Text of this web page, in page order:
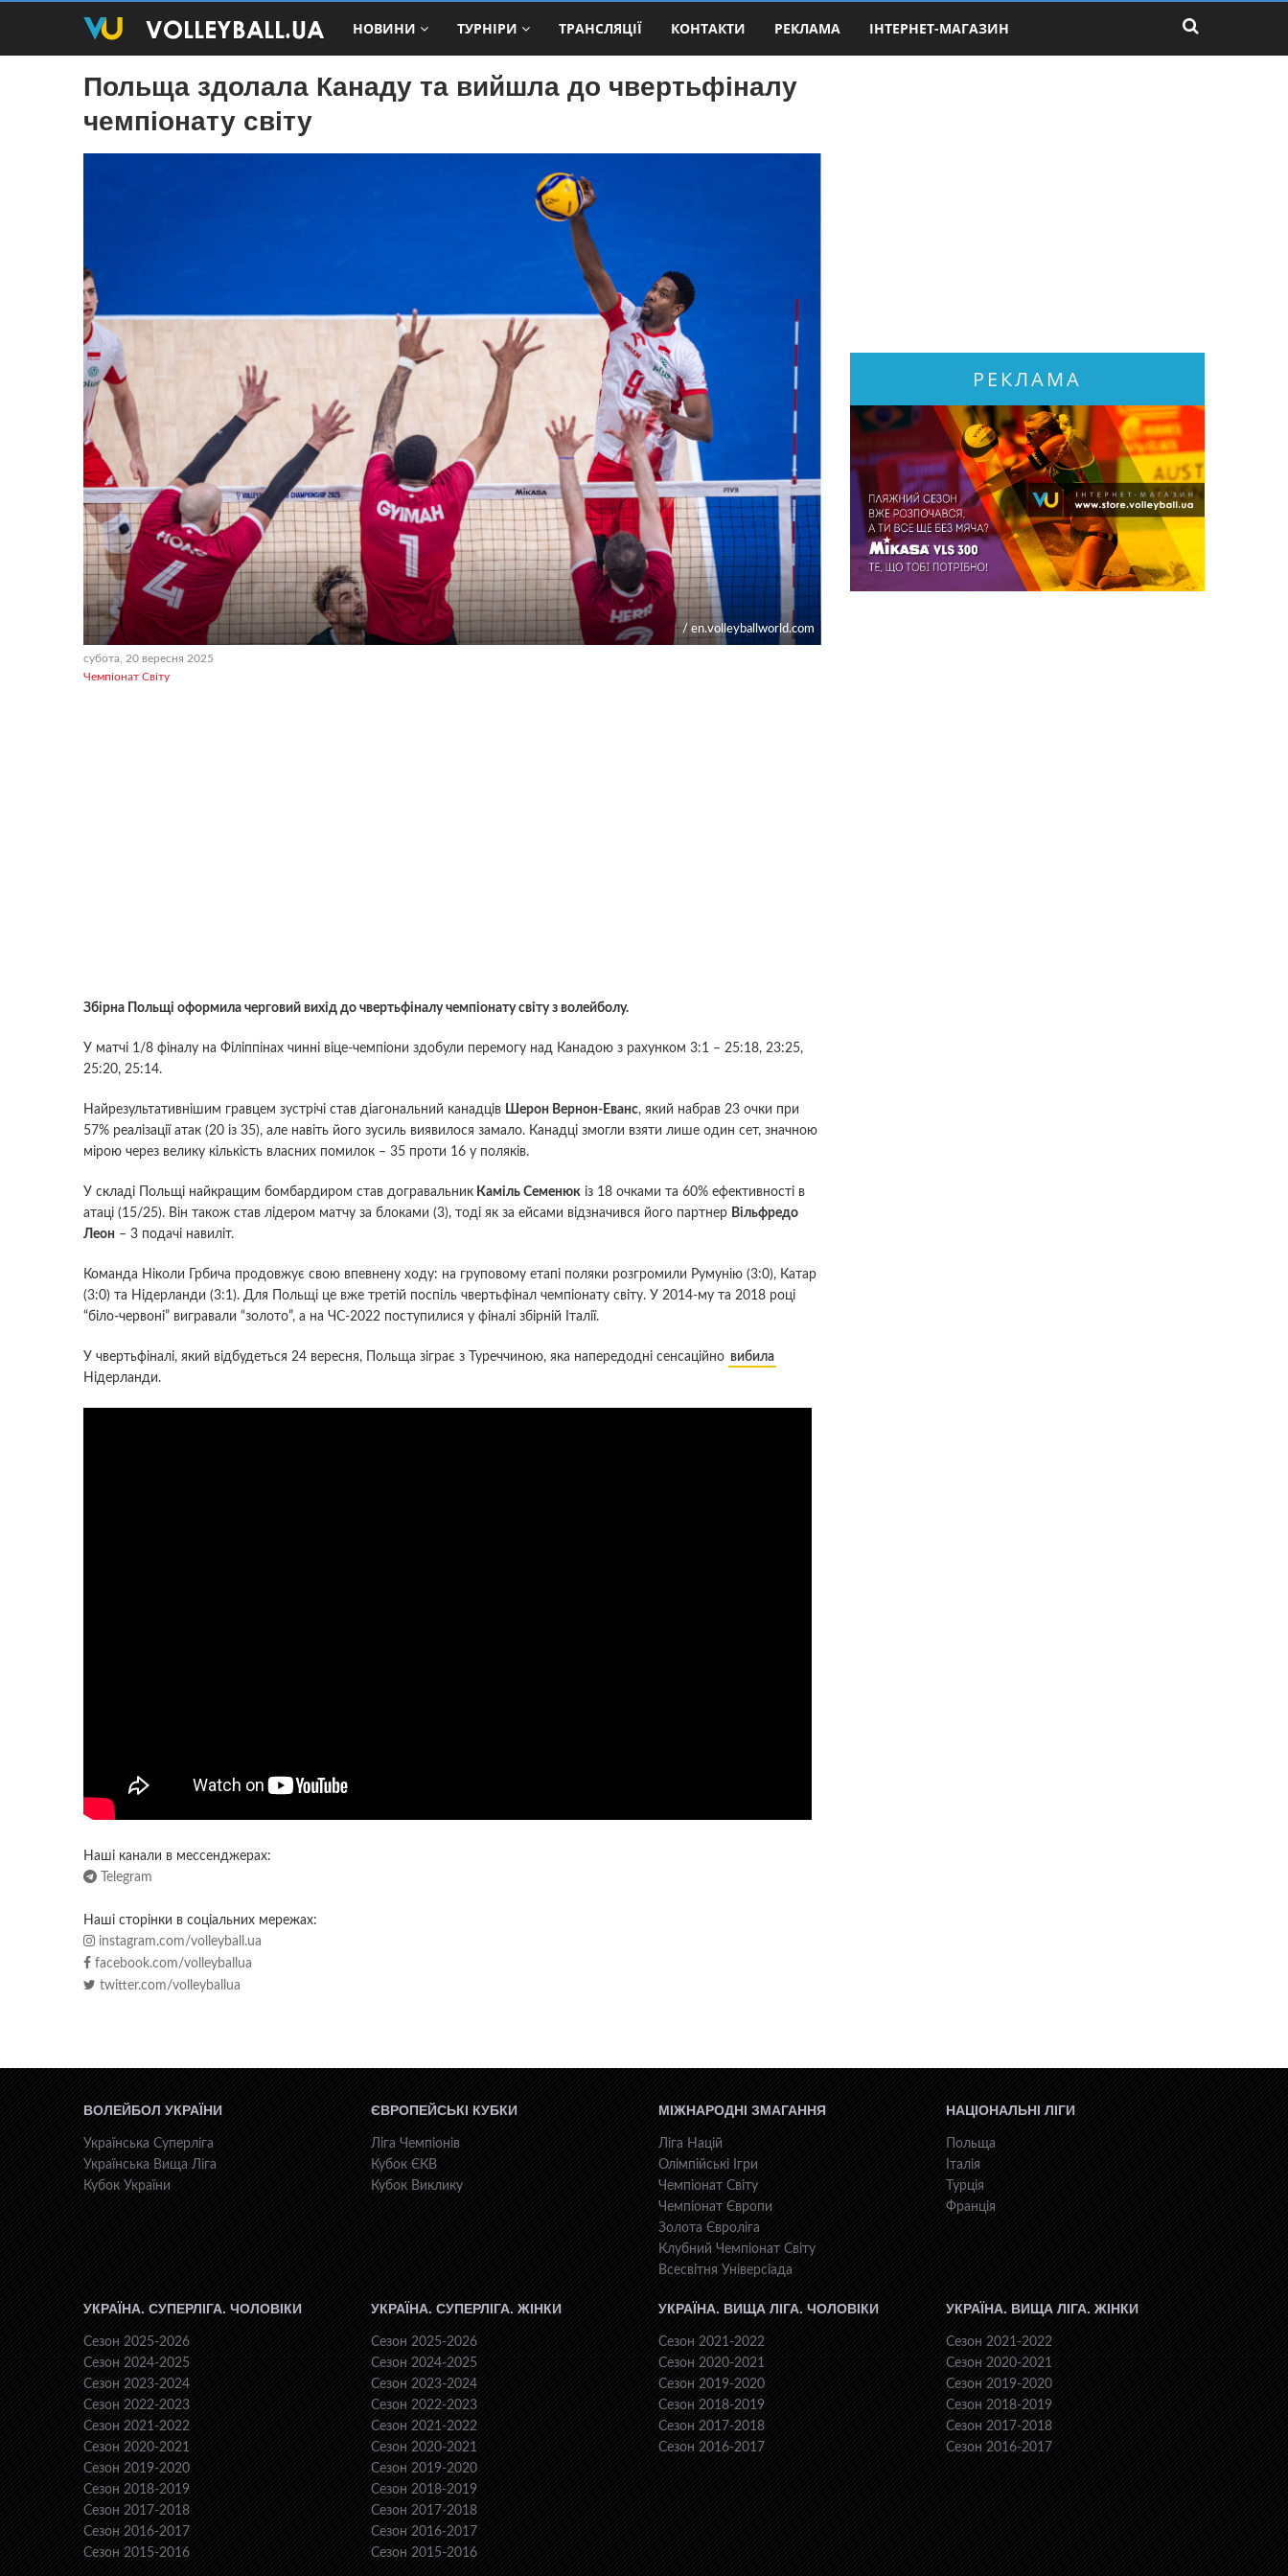
НОВИНИ ТУРНІРИ ТРАНСЛЯЦІЇ КОНТАКТИ РЕКЛАМА ІНТЕРНЕТ-МАГАЗИН
Польща здолала Канаду та вийшла до чвертьфіналу
чемпіонату світу
/ en.volleyballworld.com
субота, 20 вересня 2025
Чемпіонат Світу
Збірна Польщі оформила черговий вихід до чвертьфіналу чемпіонату світу з волейболу.
У матчі 1/8 фіналу на Філіппінах чинні віце-чемпіони здобули перемогу над Канадою з рахунком 3:1 – 25:18, 23:25,
25:20, 25:14.
Найрезультативнішим гравцем зустрічі став діагональний канадців Шерон Вернон-Еванс, який набрав 23 очки при
57% реалізації атак (20 із 35), але навіть його зусиль виявилося замало. Канадці змогли взяти лише один сет, значною
мірою через велику кількість власних помилок – 35 проти 16 у поляків.
У складі Польщі найкращим бомбардиром став догравальник Каміль Семенюк із 18 очками та 60% ефективності в
атаці (15/25). Він також став лідером матчу за блоками (3), тоді як за ейсами відзначився його партнер Вільфредо
Леон – 3 подачі навиліт.
Команда Ніколи Грбича продовжує свою впевнену ходу: на груповому етапі поляки розгромили Румунію (3:0), Катар
(3:0) та Нідерланди (3:1). Для Польщі це вже третій поспіль чвертьфінал чемпіонату світу. У 2014-му та 2018 році
“біло-червоні” вигравали “золото”, а на ЧС-2022 поступилися у фіналі збірній Італії.
У чвертьфіналі, який відбудеться 24 вересня, Польща зіграє з Туреччиною, яка напередодні сенсаційно вибила
Нідерланди.
Наші канали в мессенджерах:
Telegram
Наші сторінки в соціальних мережах:
instagram.com/volleyball.ua
facebook.com/volleyballua
twitter.com/volleyballua
РЕКЛАМА
ВОЛЕЙБОЛ УКРАЇНИ
Українська Суперліга
Українська Вища Ліга
Кубок України
ЄВРОПЕЙСЬКІ КУБКИ
Ліга Чемпіонів
Кубок ЄКВ
Кубок Виклику
МІЖНАРОДНІ ЗМАГАННЯ
Ліга Націй
Олімпійські Ігри
Чемпіонат Світу
Чемпіонат Європи
Золота Євроліга
Клубний Чемпіонат Світу
Всесвiтня Унiверсiaда
НАЦІОНАЛЬНІ ЛІГИ
Польща
Італія
Турція
Франція
УКРАЇНА. СУПЕРЛІГА. ЧОЛОВІКИ
Сезон 2025-2026
Сезон 2024-2025
Сезон 2023-2024
Сезон 2022-2023
Сезон 2021-2022
Сезон 2020-2021
Сезон 2019-2020
Сезон 2018-2019
Сезон 2017-2018
Сезон 2016-2017
Сезон 2015-2016
УКРАЇНА. СУПЕРЛІГА. ЖІНКИ
Сезон 2025-2026
Сезон 2024-2025
Сезон 2023-2024
Сезон 2022-2023
Сезон 2021-2022
Сезон 2020-2021
Сезон 2019-2020
Сезон 2018-2019
Сезон 2017-2018
Сезон 2016-2017
Сезон 2015-2016
УКРАЇНА. ВИЩА ЛІГА. ЧОЛОВІКИ
Сезон 2021-2022
Сезон 2020-2021
Сезон 2019-2020
Сезон 2018-2019
Сезон 2017-2018
Сезон 2016-2017
УКРАЇНА. ВИЩА ЛІГА. ЖІНКИ
Сезон 2021-2022
Сезон 2020-2021
Сезон 2019-2020
Сезон 2018-2019
Сезон 2017-2018
Сезон 2016-2017